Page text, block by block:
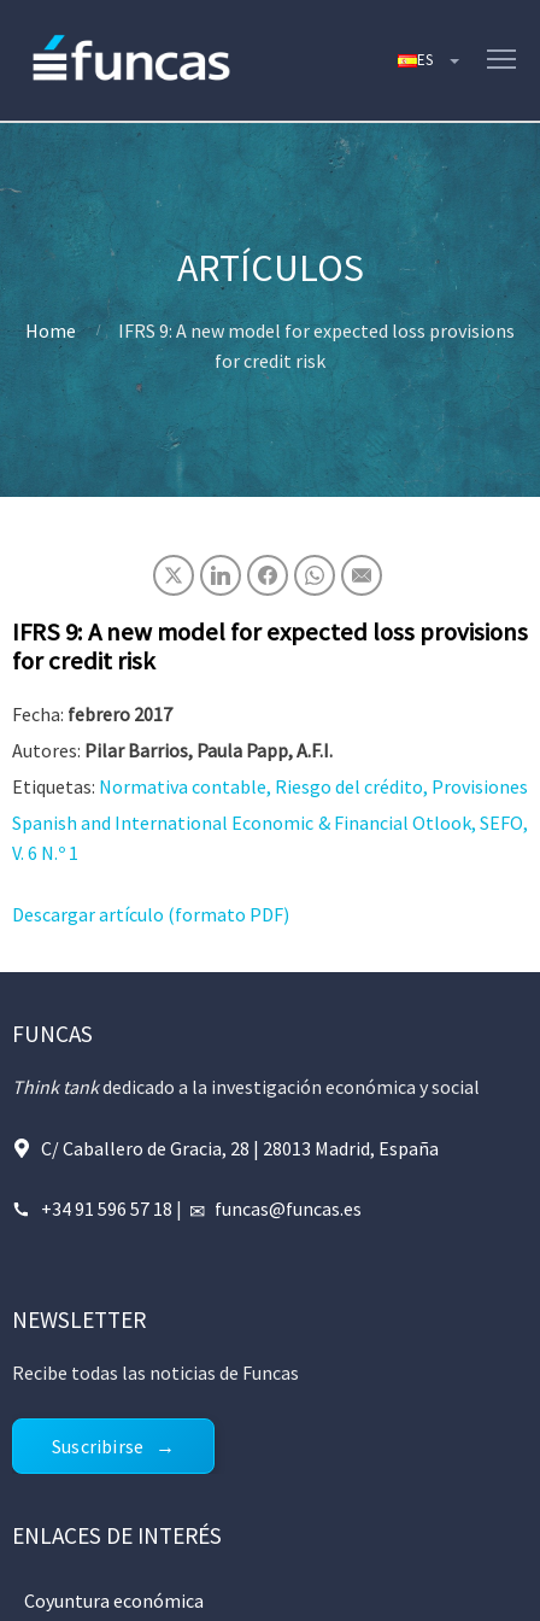
Home
IFRS 9: A new model for expected loss provisions
for credit risk
IFRS 9: A new model for expected loss provisions
for credit risk
Fecha: febrero 2017
Autores: Pilar Barrios, Paula Papp, A.F.I.
Etiquetas: Normativa contable, Riesgo del crédito, Provisiones
Spanish and International Economic & Financial Otlook, SEFO,
V. 6 N.º 1
Descargar artículo (formato PDF)
FUNCAS
Think tankdedicado a la investigación económica y social
C/ Caballero de Gracia, 28 | 28013 Madrid, España
+34 91 596 57 18 | funcas@funcas.es
NEWSLETTER
Recibe todas las noticias de Funcas
Suscribirse
ENLACES DE INTERÉS
Coyuntura económica